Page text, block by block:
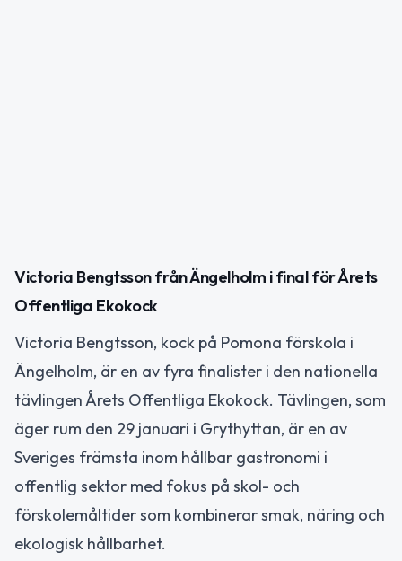
Victoria Bengtsson från Ängelholm i final för Årets
Offentliga Ekokock
Victoria Bengtsson, kock på Pomona förskola i
Ängelholm, är en av fyra finalister i den nationella
tävlingen Årets Offentliga Ekokock. Tävlingen, som
äger rum den 29 januari i Grythyttan, är en av
Sveriges främsta inom hållbar gastronomi i
offentlig sektor med fokus på skol- och
förskolemåltider som kombinerar smak, näring och
ekologisk hållbarhet.